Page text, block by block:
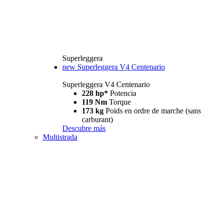
Superleggera
new Superleggera V4 Centenario
Superleggera V4 Centenario
228 hp* Potencia
119 Nm Torque
173 kg Poids en ordre de marche (sans
carburant)
Descubre más
Multistrada